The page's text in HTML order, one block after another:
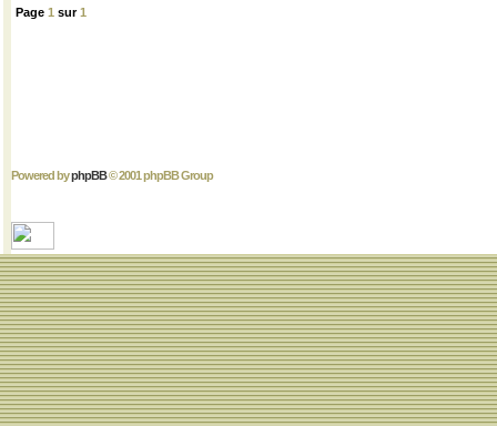
Page 1 sur1
Powered byphpBB© 2001 phpBB Group